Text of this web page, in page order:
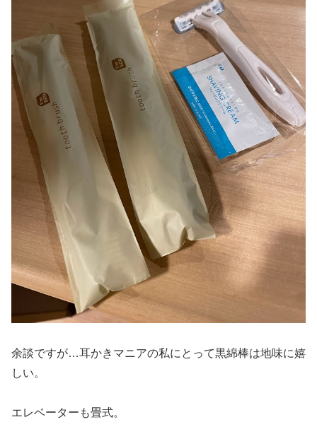
余談ですが…耳かきマニアの私にとって黒綿棒は地味に嬉
しい。
エレベーターも畳式。